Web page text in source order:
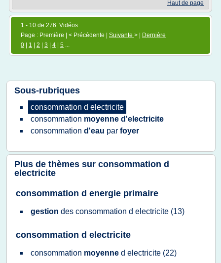
Haut de page
1 - 10 de 276 Vidéos
Page : Première | < Précédente | Suivante > |
Dernière
0
1 2 3 4 5 ...
Sous-rubriques
consommation d electricite
consommation moyenne d'electricite
consommation d'eau par foyer
Plus de thèmes sur consommation d
electricite
consommation d energie primaire
gestion des consommation d electricite (13)
consommation d electricite
consommation moyenne d electricite (22)